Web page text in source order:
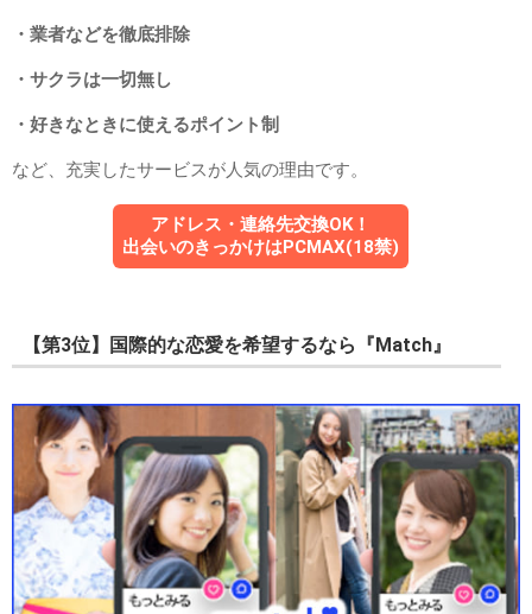
・業者などを徹底排除
・サクラは一切無し
・好きなときに使えるポイント制
など、充実したサービスが人気の理由です。
アドレス・連絡先交換OK！
出会いのきっかけはPCMAX(18禁)
【第3位】国際的な恋愛を希望するなら『Match』